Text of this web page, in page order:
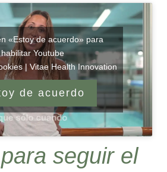
«Estoy de acuerdo» para
habilitar Youtube
| Vitae Health Innovation
de acuerdo
seguir el